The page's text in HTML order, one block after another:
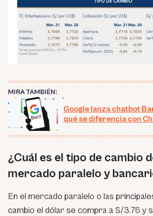
MIRA TAMBIÉN:
Google lanza chatbot
qué se diferencia con
¿Cuál es el tipo de cambio
mercado paralelo y
En el mercado paralelo o las
cambio el dólar se compra a S/3.76 y